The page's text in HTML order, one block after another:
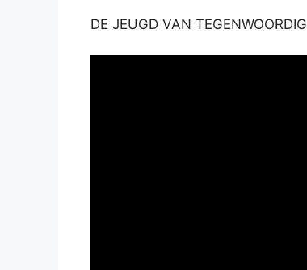
DE JEUGD VAN TEGENWOORDIG